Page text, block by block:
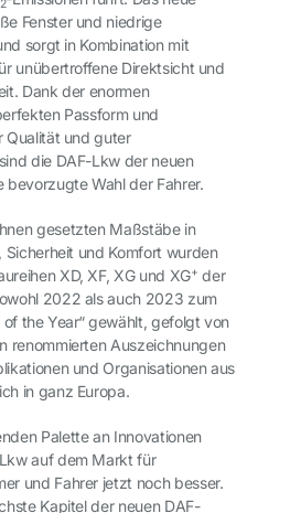
2
Fenster und niedrige
sorgt in Kombination mit
unübertroffene Direktsicht und
Dank der enormen
Passform und
Qualität und guter
die DAF-Lkw der neuen
bevorzugte Wahl der Fahrer.
gesetzten Maßstäbe in
Sicherheit und Komfort wurden
XD, XF, XG und XG+ der
2022 als auch 2023 zum
of the Year“ gewählt, gefolgt von
renommierten Auszeichnungen
und Organisationen aus
in ganz Europa.
Palette an Innovationen
auf dem Markt für
und Fahrer jetzt noch besser.
Kapitel der neuen DAF-